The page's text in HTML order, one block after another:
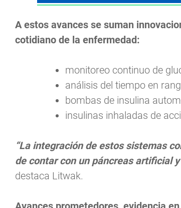
A estos avances se suman
cotidiano de la enfermedad:
monitoreo continuo de
análisis del tiempo en
bombas de insulina
insulinas inhaladas de
“La integración de estos sistemas
de contar con un páncreas artificial
destaca Litwak.